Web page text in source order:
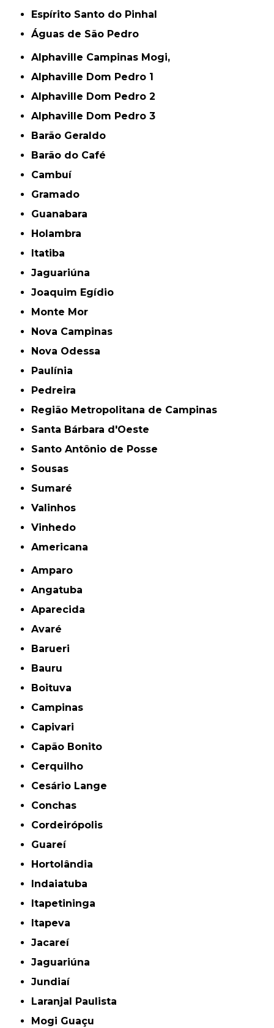
Espírito Santo do Pinhal
Águas de São Pedro
Alphaville Campinas Mogi,
Alphaville Dom Pedro 1
Alphaville Dom Pedro 2
Alphaville Dom Pedro 3
Barão Geraldo
Barão do Café
Cambuí
Gramado
Guanabara
Holambra
Itatiba
Jaguariúna
Joaquim Egídio
Monte Mor
Nova Campinas
Nova Odessa
Paulínia
Pedreira
Região Metropolitana de Campinas
Santa Bárbara d'Oeste
Santo Antônio de Posse
Sousas
Sumaré
Valinhos
Vinhedo
americana
Amparo
Angatuba
Aparecida
Avaré
Barueri
Bauru
Boituva
Campinas
Capivari
Capão Bonito
Cerquilho
Cesário Lange
Conchas
Cordeirópolis
Guareí
Hortolândia
Indaiatuba
Itapetininga
Itapeva
Jacareí
Jaguariúna
Jundiaí
Laranjal Paulista
Mogi Guaçu